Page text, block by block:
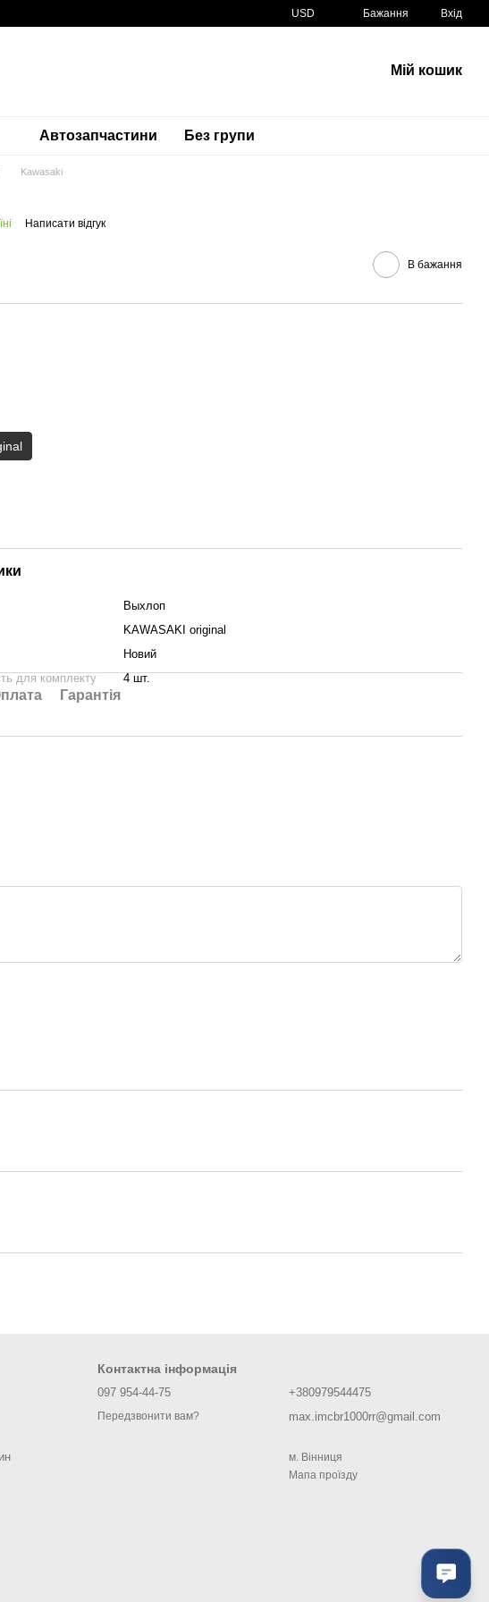
USD Бажання Вхід
Мій кошик
Автозапчастини Без групи
Kawasaki
Написати відгук
В бажання
Выхлоп
KAWASAKI original
Новий
для комплекту
4 шт.
Гарантія
Контактна інформація
097 954-44-75
Передзвонити вам?
+380979544475
max.imcbr1000rr@gmail.com
м. Вiнниця
Мапа проїзду